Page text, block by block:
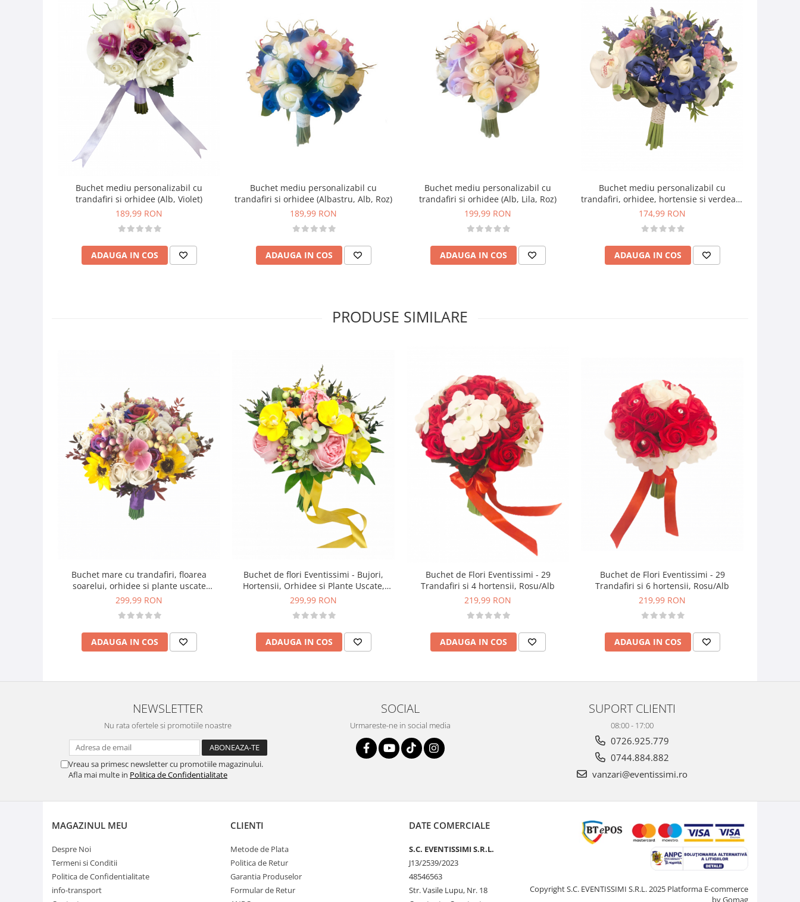
Buchet mediu personalizabil cu
trandafiri si orhidee (Alb, Violet)
189,99 RON
ADAUGA IN COS
Buchet mediu personalizabil cu
trandafiri si orhidee (Albastru, Alb, Roz)
189,99 RON
ADAUGA IN COS
Buchet mediu personalizabil cu
trandafiri si orhidee (Alb, Lila, Roz)
199,99 RON
ADAUGA IN COS
Buchet mediu personalizabil cu
trandafiri, orhidee, hortensie si verdeata
(Albastru, Alb, Verde)
174,99 RON
ADAUGA IN COS
PRODUSE SIMILARE
Buchet mare cu trandafiri, floarea
soarelui, orhidee si plante uscate
(multicolor)
299,99 RON
ADAUGA IN COS
Buchet de flori Eventissimi - Bujori,
Hortensii, Orhidee si Plante Uscate,
Multicolor
299,99 RON
ADAUGA IN COS
Buchet de Flori Eventissimi - 29
Trandafiri si 4 hortensii, Rosu/Alb
219,99 RON
ADAUGA IN COS
Buchet de Flori Eventissimi - 29
Trandafiri si 6 hortensii, Rosu/Alb
219,99 RON
ADAUGA IN COS
NEWSLETTER
Nu rata ofertele si promotiile noastre
Vreau sa primesc newsletter cu promotiile magazinului.
Afla mai multe in Politica de Confidentialitate
SOCIAL
Urmareste-ne in social media
SUPORT CLIENTI
08:00 - 17:00
0726.925.779
0744.884.882
vanzari@eventissimi.ro
MAGAZINUL MEU
Despre Noi
Termeni si Conditii
Politica de Confidentialitate
info-transport
CLIENTI
Metode de Plata
Politica de Retur
Garantia Produselor
Formular de Retur
DATE COMERCIALE
S.C. EVENTISSIMI S.R.L.
J13/2539/2023
48546563
Str. Vasile Lupu, Nr. 18
Copyright S.C. EVENTISSIMI S.R.L. 2025 Platforma E-commerce
by Gomag